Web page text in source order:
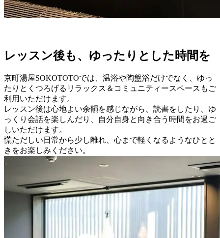
レッスン後も、ゆったりとした時間を
京町湯屋SOKOTOTOでは、温浴や陶盤浴だけでなく、ゆっ
たりとくつろげるリラックス＆コミュニティースペースもご
利用いただけます。
レッスン後は心地よい余韻を感じながら、読書をしたり、ゆ
っくり会話を楽しんだり、自分自身と向き合う時間をお過ご
しいただけます。
慌ただしい日常から少し離れ、心まで軽くなるようなひとと
きをお楽しみください。